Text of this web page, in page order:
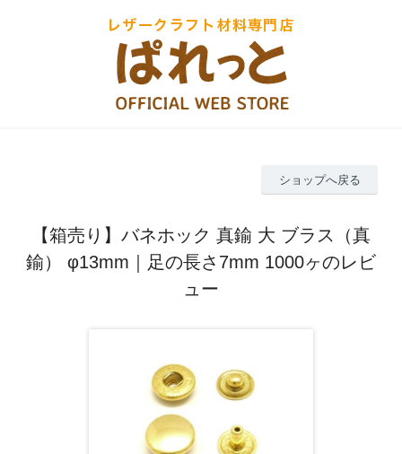
ショップへ戻る
【箱売り】バネホック 真鍮 大 ブラス（真
鍮） φ13mm｜足の長さ7mm 1000ヶのレビ
ュー